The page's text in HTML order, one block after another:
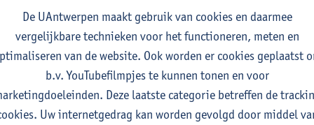
studiepunten
Remco Sleiderink
tot de algemene taalwetenschap
2E SEM
studiepunten
Astrid De Wit Peter Petré
De UAntwerpen maakt gebruik van cookies en daarmee
vergelijkbare technieken voor het functioneren, meten en
van de website. Ook worden er cookies geplaatst
b.v. YouTubefilmpjes te kunnen tonen en voor
Deze laatste categorie betreffen de
Uw internetgedrag kan worden gevolgd door middel